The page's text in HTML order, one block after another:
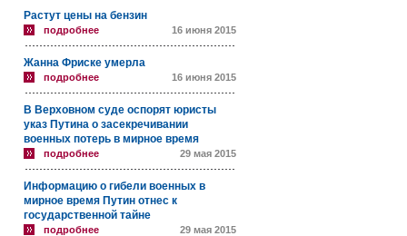
Растут цены на бензин
подробнее 16 июня 2015
Жанна Фриске умерла
подробнее 16 июня 2015
В Верховном суде оспорят юристы
указ Путина о засекречивании
военных потерь в мирное время
подробнее 29 мая 2015
Информацию о гибели военных в
мирное время Путин отнес к
государственной тайне
подробнее 29 мая 2015